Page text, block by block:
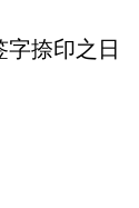
捺印之日